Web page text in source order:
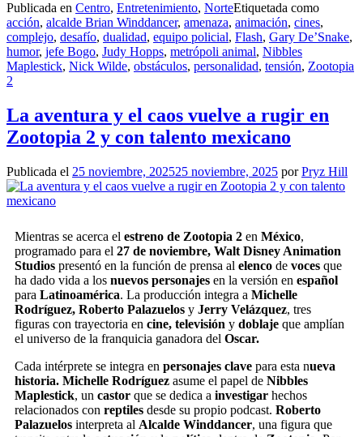
Publicada en Centro, Entretenimiento, NorteEtiquetada como
acción, alcalde Brian Winddancer, amenaza, animación, cines,
complejo, desafío, dualidad, equipo policial, Flash, Gary De’Snake,
humor, jefe Bogo, Judy Hopps, metrópoli animal, Nibbles
Maplestick, Nick Wilde, obstáculos, personalidad, tensión, Zootopia
2
La aventura y el caos vuelve a rugir en
Zootopia 2 y con talento mexicano
Publicada el 25 noviembre, 202525 noviembre, 2025 porPryz Hill
Mientras se acerca el estreno de Zootopia 2 en México,
programado para el 27 de noviembre, Walt Disney Animation
Studios presentó en la función de prensa al elenco de voces que
ha dado vida a los nuevos personajes en la versión en español
para Latinoamérica. La producción integra a Michelle
Rodríguez, Roberto Palazuelos y Jerry Velázquez, tres
figuras con trayectoria en cine, televisión y doblaje que amplían
el universo de la franquicia ganadora del Oscar.
Cada intérprete se integra en personajes clave para esta nueva
historia. Michelle Rodríguez asume el papel de Nibbles
Maplestick, un castor que se dedica a investigar hechos
relacionados con reptiles desde su propio podcast. Roberto
Palazuelos interpreta al Alcalde Winddancer, una figura que